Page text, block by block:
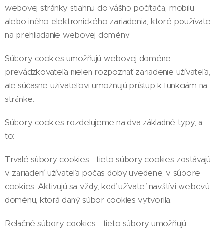
webovej stránky stiahnu do vášho počítača, mobilu
alebo iného elektronického zariadenia, ktoré používate
na prehliadanie webovej domény.
Súbory cookies umožňujú webovej doméne
prevádzkovateľa nielen rozpoznať zariadenie užívateľa,
ale súčasne užívateľovi umožňujú prístup k funkciám na
stránke.
Súbory cookies rozdeľujeme na dva základné typy, a
to:
Trvalé súbory cookies - tieto súbory cookies zostávajú
v zariadení užívateľa počas doby uvedenej v súbore
cookies. Aktivujú sa vždy, keď užívateľ navštívi webovú
doménu, ktorá daný súbor cookies vytvorila.
Relačné súbory cookies - tieto súbory umožňujú